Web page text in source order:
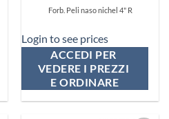
Forb. Peli naso nichel 4" R
Login to see prices
ACCEDI PER
VEDERE I PREZZI
E ORDINARE